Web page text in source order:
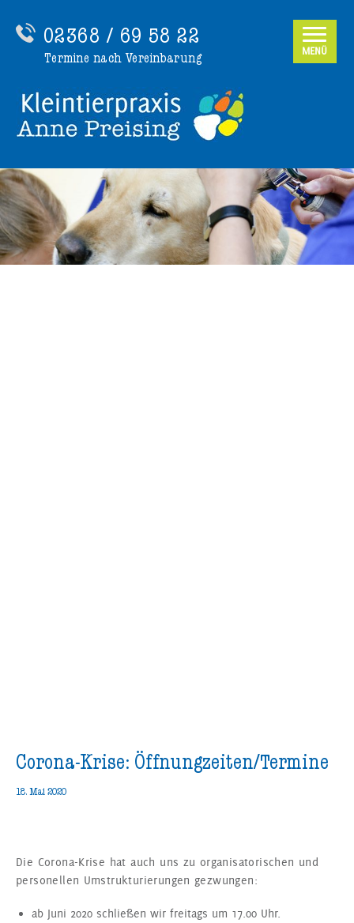
02368 / 69 58 22
Termine nach Vereinbarung
Corona-Krise: Öffnungzeiten/Termine
18. Mai 2020
Die Corona-Krise hat auch uns zu organisatorischen und
personellen Umstrukturierungen gezwungen:
ab Juni 2020 schließen wir freitags um 17.00 Uhr.
MENÜ